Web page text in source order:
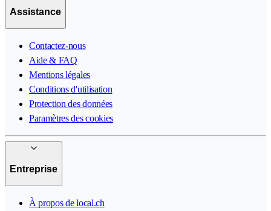
Assistance
Contactez-nous
Aide & FAQ
Mentions légales
Conditions d'utilisation
Protection des données
Paramètres des cookies
Entreprise
À propos de local.ch